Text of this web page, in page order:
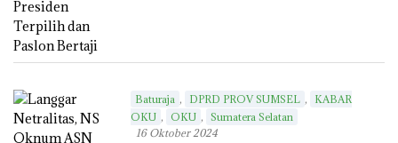
Baturaja , DPRD PROV SUMSEL ,
KABAR
OKU , OKU ,
Sumatera Selatan
16 Oktober 2024